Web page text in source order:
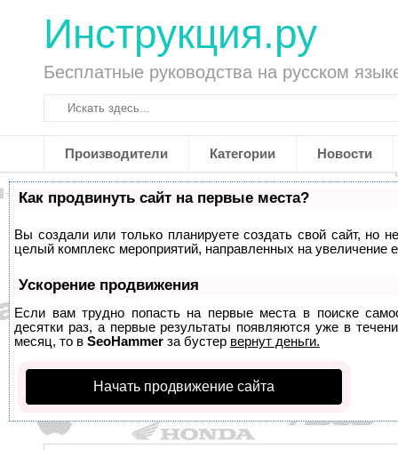
Инструкция.ру
Бесплатные руководства на русском
Производители Категории Новости
Как продвинуть сайт на первые места?
Вы создали или только планируете создать свой сайт, но
целый комплекс мероприятий, направленных на увеличение
Ускорение продвижения
Если вам трудно попасть на первые места в поиске
десятки раз, а первые результаты появляются уже в
месяц, то в SeoHammer за бустер вернут деньги.
Начать продвижение сайта